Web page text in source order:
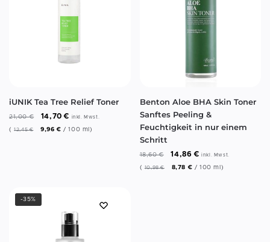
iUNIK Tea Tree Relief Toner
21,00€ 14,70€ inkl. Mwst.
(12,45€ 9,96€ /100 ml)
Benton Aloe BHA Skin Toner
Sanftes Peeling &
Feuchtigkeit in nur einem
Schritt
18,60€ 14,86€ inkl. Mwst.
(10,98€ 8,78€ / 100 ml )
-35%